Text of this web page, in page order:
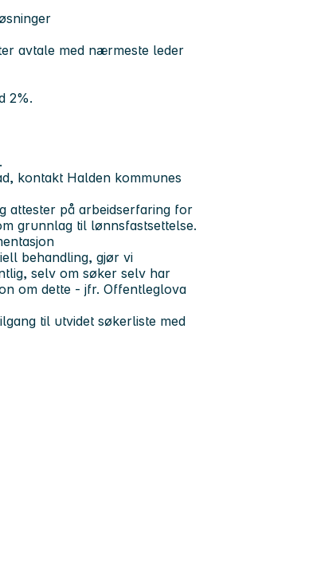
avtale med nærmeste leder
2%.
kontakt Halden kommunes
attester på arbeidserfaring for
grunnlag til lønnsfastsettelse.
behandling, gjør vi
selv om søker selv har
om dette - jfr. Offentleglova
til utvidet søkerliste med